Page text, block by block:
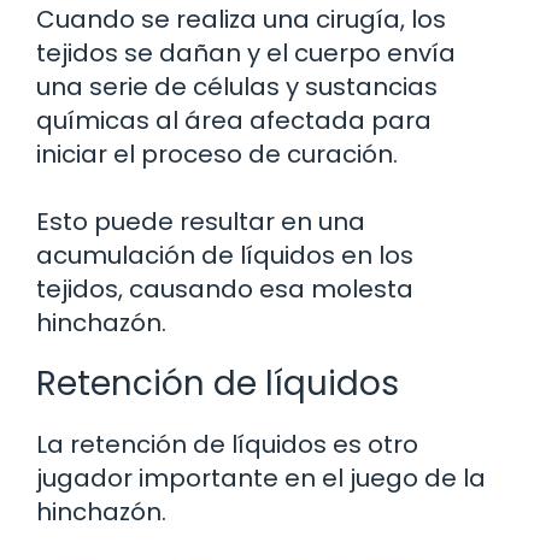
Cuando se realiza una cirugía, los
tejidos se dañan y el cuerpo envía
una serie de células y sustancias
químicas al área afectada para
iniciar el proceso de curación.
Esto puede resultar en una
acumulación de líquidos en los
tejidos, causando esa molesta
hinchazón.
Retención de líquidos
La retención de líquidos es otro
jugador importante en el juego de la
hinchazón.